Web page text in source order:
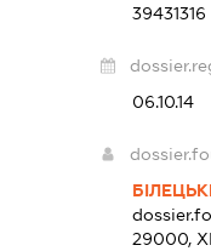
39431316
06.10.14
29000,